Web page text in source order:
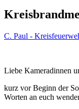
C. Paul -
Liebe Kameradinnen
kurz vor Beginn der
Worten an euch